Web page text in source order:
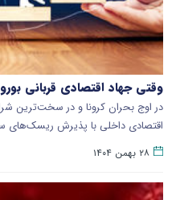
وقتی جهاد اقتصادی قربانی
در اوج بحران کرونا و در سخت‌ترین
اقتصادی داخلی با پذیرش ریسک‌های
۲۸ بهمن ۱۴۰۴